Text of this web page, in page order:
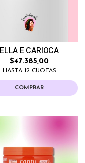
ELLA E CARIOCA
$47.385,00
HASTA 12 CUOTAS
COMPRAR